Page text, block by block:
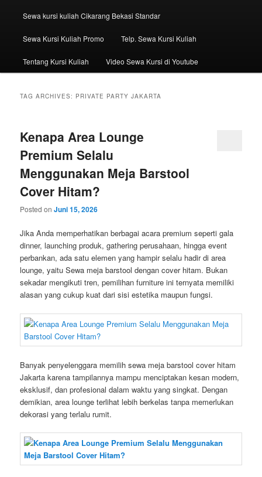
Sewa kursi kuliah Cikarang Bekasi Standar
Sewa Kursi Kuliah Promo Telp. Sewa Kursi Kuliah
Tentang Kursi Kuliah Video Sewa Kursi di Youtube
TAG ARCHIVES: PRIVATE PARTY JAKARTA
Kenapa Area Lounge
Premium Selalu
Menggunakan Meja Barstool
Cover Hitam?
Posted onJuni 15, 2026
Jika Anda memperhatikan berbagai acara premium seperti gala
dinner, launching produk, gathering perusahaan, hingga event
perbankan, ada satu elemen yang hampir selalu hadir di area
lounge, yaitu Sewa meja barstool dengan cover hitam. Bukan
sekadar mengikuti tren, pemilihan furniture ini ternyata memiliki
alasan yang cukup kuat dari sisi estetika maupun fungsi.
Banyak penyelenggara memilih sewa meja barstool cover hitam
Jakarta karena tampilannya mampu menciptakan kesan modern,
eksklusif, dan profesional dalam waktu yang singkat. Dengan
demikian, area lounge terlihat lebih berkelas tanpa memerlukan
dekorasi yang terlalu rumit.